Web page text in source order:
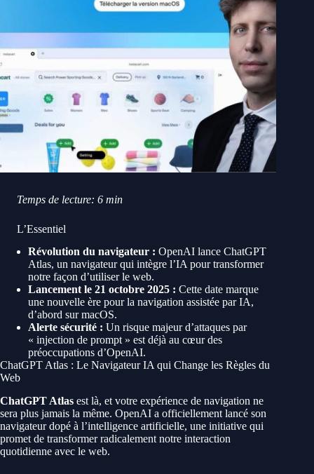
Temps de lecture: 6 min
L’Essentiel
Révolution du navigateur : OpenAI lance ChatGPT
Atlas, un navigateur qui intègre l’IA pour transformer
notre façon d’utiliser le web.
Lancement le 21 octobre 2025 : Cette date marque
une nouvelle ère pour la navigation assistée par IA,
d’abord sur macOS.
Alerte sécurité : Un risque majeur d’attaques par
« injection de prompt » est déjà au cœur des
préoccupations d’OpenAI.
ChatGPT Atlas : Le Navigateur IA qui Change les Règles du
Web
ChatGPT Atlas est là, et votre expérience de navigation ne
sera plus jamais la même. OpenAI a officiellement lancé son
navigateur dopé à l’intelligence artificielle, une initiative qui
promet de transformer radicalement notre interaction
quotidienne avec le web.